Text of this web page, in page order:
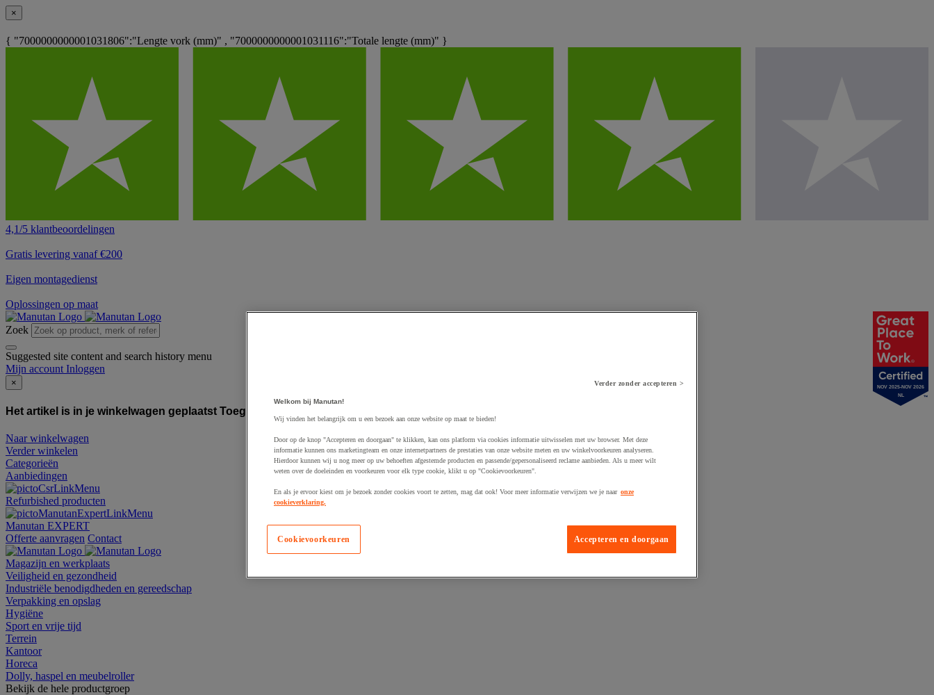
×
{ "7000000000001031806":"Lengte vork (mm)" , "7000000000001031116":"Totale lengte (mm)" }
4,1/5 klantbeoordelingen
Gratis levering vanaf €200
Eigen montagedienst
Oplossingen op maat
Zoek
Suggested site content and search history menu
Mijn account Inloggen
×
Het artikel is in je winkelwagen geplaatst Toegevoegd aan winkelwagen
Naar winkelwagen
Verder winkelen
Categorieën
Aanbiedingen
Refurbished producten
Manutan EXPERT
Offerte aanvragen Contact
Magazijn en werkplaats
Veiligheid en gezondheid
Industriële benodigdheden en gereedschap
Verpakking en opslag
Hygiëne
Sport en vrije tijd
Terrein
Kantoor
Horeca
Dolly, haspel en meubelroller
Bekijk de hele productgroep
NOV 2025-NOV 2026
NL
Verder zonder accepteren >
Welkom bij Manutan!
Wij vinden het belangrijk om u een bezoek aan onze website op maat te bieden!
Door op de knop "Accepteren en doorgaan" te klikken, kan ons platform via cookies informatie uitwisselen met uw browser. Met deze
informatie kunnen ons marketingteam en onze internetpartners de prestaties van onze website meten en uw winkelvoorkeuren analyseren.
Hierdoor kunnen wij u nog meer op uw behoeften afgestemde producten en passende/gepersonaliseerd reclame aanbieden. Als u meer wilt
weten over de doeleinden en voorkeuren voor elk type cookie, klikt u op "Cookievoorkeuren".
En als je ervoor kiest om je bezoek zonder cookies voort te zetten, mag dat ook! Voor meer informatie verwijzen we je naar onze
cookieverklaring.
Accepteren en doorgaan
Cookievoorkeuren